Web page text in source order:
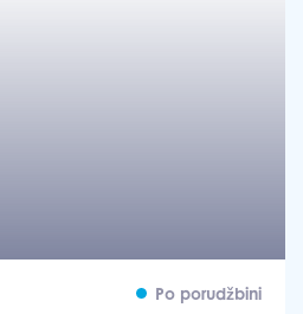
Po porudžbini